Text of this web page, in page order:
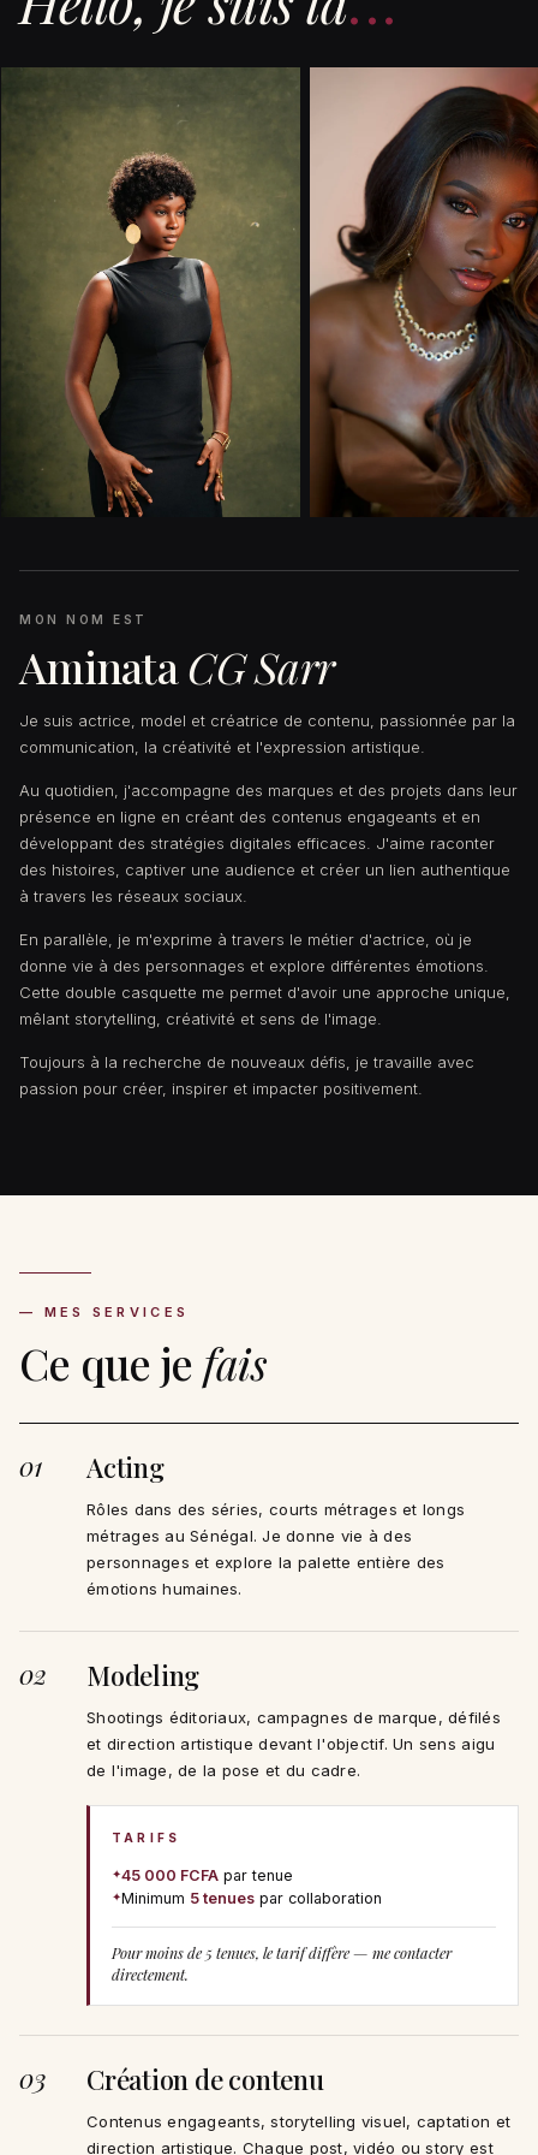
MON NOM EST
AminataCG Sarr
Je suis actrice, model et créatrice de contenu, passionnée par la
communication, la créativité et l'expression artistique.
Au quotidien, j'accompagne des marques et des projets dans leur
présence en ligne en créant des contenus engageants et en
développant des stratégies digitales efficaces. J'aime raconter
des histoires, captiver une audience et créer un lien authentique
à travers les réseaux sociaux.
En parallèle, je m'exprime à travers le métier d'actrice, où je
donne vie à des personnages et explore différentes émotions.
Cette double casquette me permet d'avoir une approche unique,
mêlant storytelling, créativité et sens de l'image.
Toujours à la recherche de nouveaux défis, je travaille avec
passion pour créer, inspirer et impacter positivement.
— MES SERVICES
Ce que je fais
01 Acting
Rôles dans des séries, courts métrages et longs
métrages au Sénégal. Je donne vie à des
personnages et explore la palette entière des
émotions humaines.
02 Modeling
Shootings éditoriaux, campagnes de marque, défilés
et direction artistique devant l'objectif. Un sens aigu
de l'image, de la pose et du cadre.
TARIFS
✦45 000 FCFA par tenue
✦Minimum 5 tenues par collaboration
Pour moins de 5 tenues, le tarif diffère — me contacter
directement.
03 Création de contenu
Contenus engageants, storytelling visuel, captation et
direction artistique. Chaque post, vidéo ou story est